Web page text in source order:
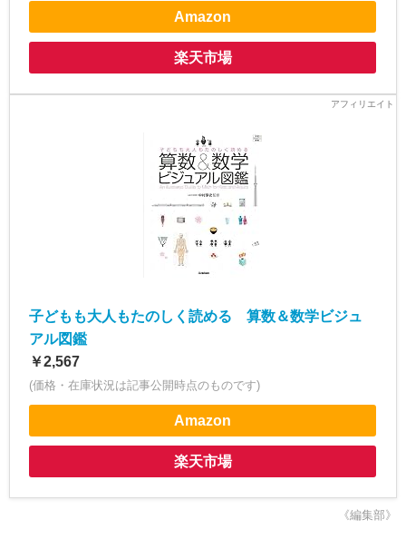
Amazon
楽天市場
子どもも大人もたのしく読める 算数＆数学ビジュ
アル図鑑
￥2,567
(価格・在庫状況は記事公開時点のものです)
Amazon
楽天市場
《編集部》